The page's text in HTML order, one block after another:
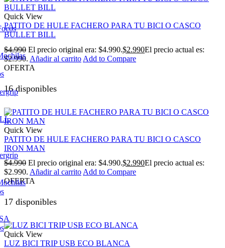
Quick View
PATITO DE HULE FACHERO PARA TU BICI O CASCO
BULLET BILL
$4.990 El precio original era: $4.990.$2.990El precio actual es:
$2.990. Añadir al carrito Add to Compare
OFERTA
16 disponibles
Quick View
PATITO DE HULE FACHERO PARA TU BICI O CASCO
IRON MAN
$4.990 El precio original era: $4.990.$2.990El precio actual es:
$2.990. Añadir al carrito Add to Compare
OFERTA
17 disponibles
Quick View
LUZ BICI TRIP USB ECO BLANCA